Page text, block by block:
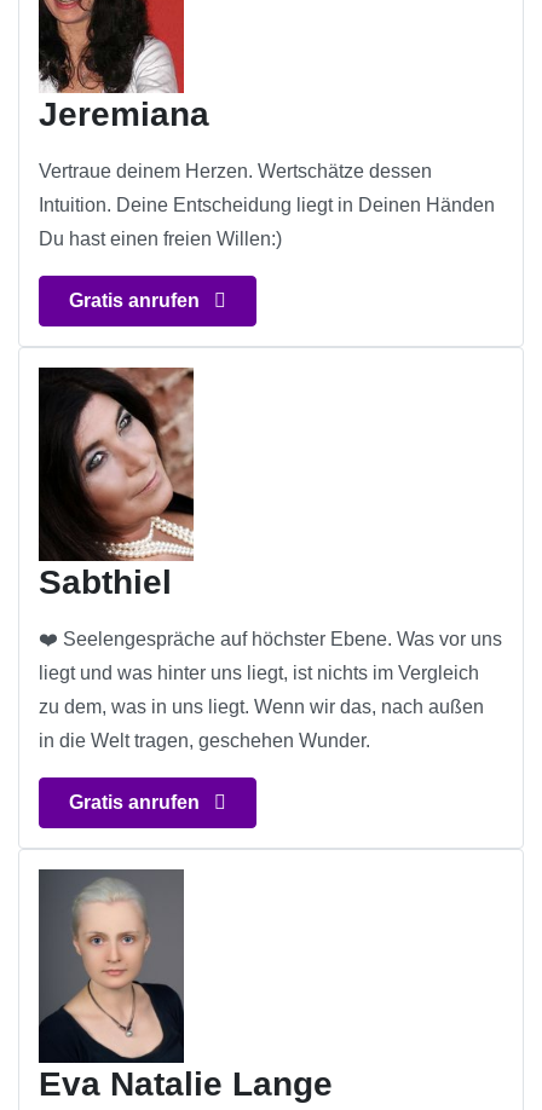
Jeremiana
Vertraue deinem Herzen. Wertschätze dessen
Intuition. Deine Entscheidung liegt in Deinen Händen
Du hast einen freien Willen:)
Gratis anrufen
Sabthiel
❤️ Seelengespräche auf höchster Ebene. Was vor uns
liegt und was hinter uns liegt, ist nichts im Vergleich
zu dem, was in uns liegt. Wenn wir das, nach außen
in die Welt tragen, geschehen Wunder.
Gratis anrufen
Eva Natalie Lange